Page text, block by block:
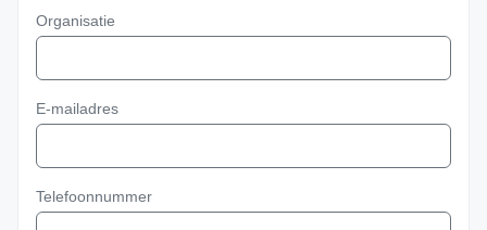
Organisatie
E-mailadres
Telefoonnummer